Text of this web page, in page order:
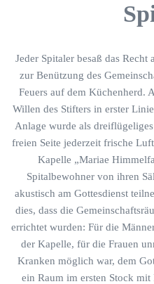
Jeder Spitaler besaß das
zur Benützung des
Feuers auf dem Küchenherd.
Willen des Stifters in erster
Anlage wurde als
freien Seite jederzeit frische
Kapelle „Mariae
Spitalbewohner von ihren
akustisch am Gottesdienst
dies, dass die
errichtet wurden: Für die
der Kapelle, für die Frauen
Kranken möglich war, dem
ein Raum im ersten Stock mit